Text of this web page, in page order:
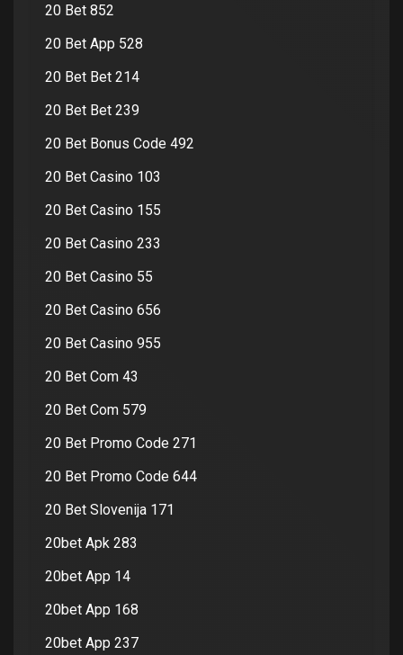
20 Bet 852
20 Bet App 528
20 Bet Bet 214
20 Bet Bet 239
20 Bet Bonus Code 492
20 Bet Casino 103
20 Bet Casino 155
20 Bet Casino 233
20 Bet Casino 55
20 Bet Casino 656
20 Bet Casino 955
20 Bet Com 43
20 Bet Com 579
20 Bet Promo Code 271
20 Bet Promo Code 644
20 Bet Slovenija 171
20bet Apk 283
20bet App 14
20bet App 168
20bet App 237